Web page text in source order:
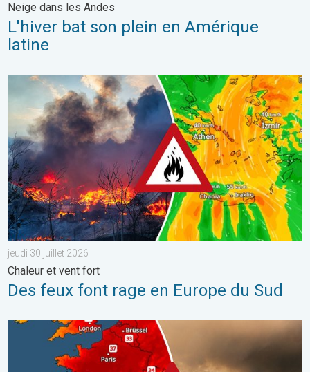
Neige dans les Andes
L'hiver bat son plein en Amérique
latine
Des feux font rage en Europe du Sud. Chaleur et vent fort. . .
jeudi 30 juillet 2026
Chaleur et vent fort
Des feux font rage en Europe du Sud
Le sud-ouest de la France brûle vivement. Milliers de sinistrés.